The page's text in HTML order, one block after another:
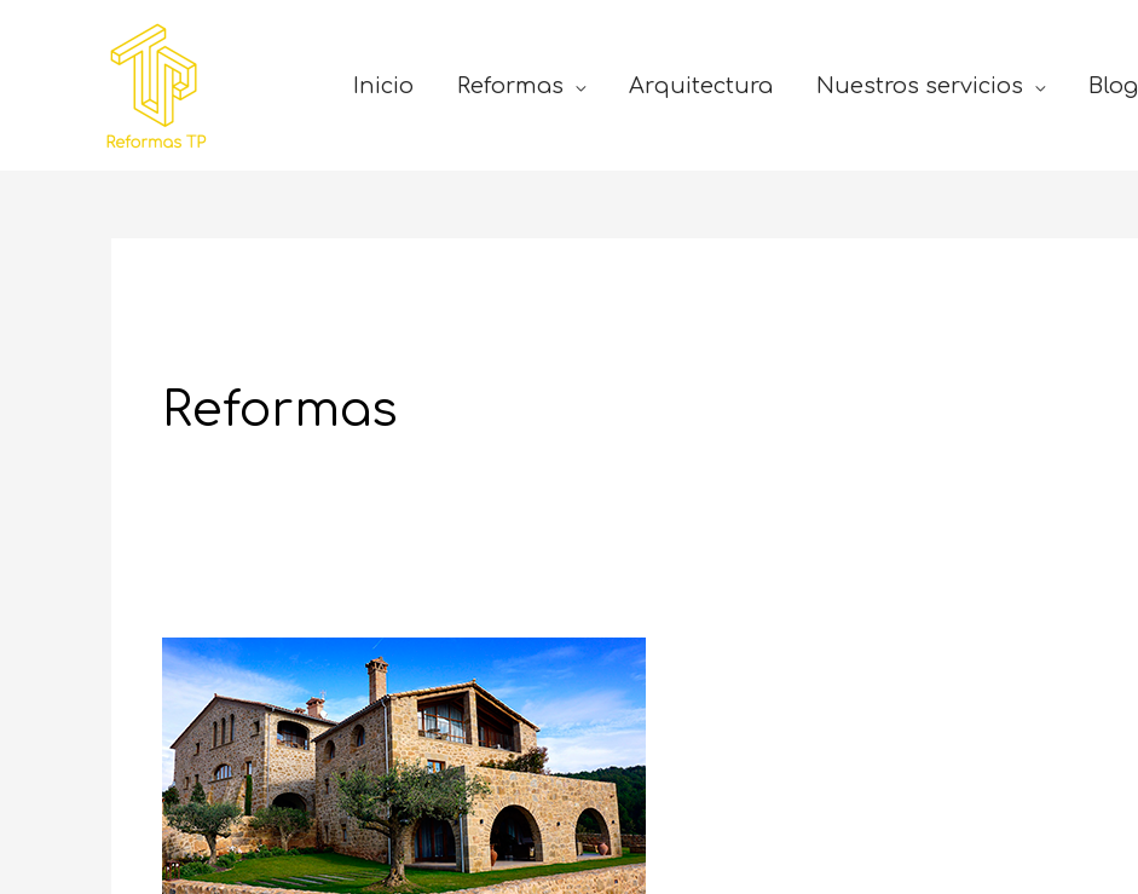
Inicio Reformas Arquitectura Nuestros servicios Blog
Reformas